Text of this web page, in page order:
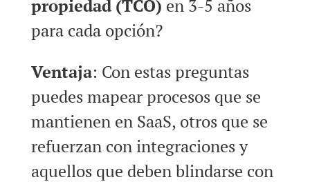
propiedad (TCO) en 3-5 años
para cada opción?
Ventaja: Con estas preguntas
puedes mapear procesos que se
mantienen en SaaS, otros que se
refuerzan con integraciones y
aquellos que deben blindarse con